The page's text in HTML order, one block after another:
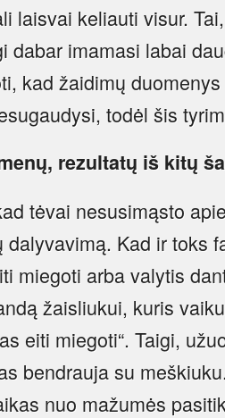
laisvai keliauti visur.
dabar imamasi labai
kad žaidimų
todėl šis
rezultatų iš kitų
tėvai nesusimąsto
Kad ir toks
miegoti arba valytis
žaisliukui, kuris
eiti miegoti“. Taigi,
bendrauja su
nuo mažumės